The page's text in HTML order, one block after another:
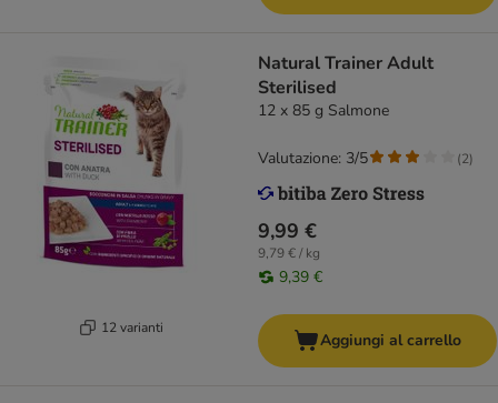
12 varianti
Natural Trainer Adult
Sterilised
12 x 85 g Salmone
9,99 €
9,79 € / kg
9,39 €
Valutazione: 3/5 (2)
Aggiungi al carrello